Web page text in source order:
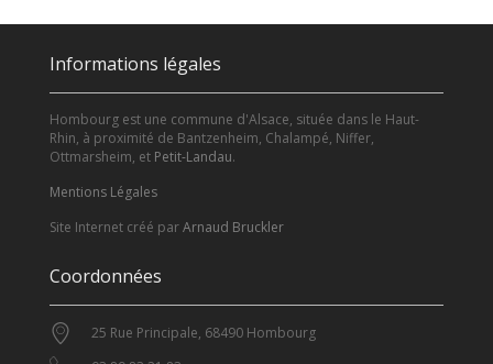
Informations légales
Hombourg est une commune d'Alsace, située dans le Haut-
Rhin, à proximité de Bantzenheim, Chalampé, Niffer,
Ottmarsheim, et Petit-Landau.
Mentions Légales
Site Internet créé parArnaud Bruckler
Coordonnées
25 Rue Principale, 68490 Hombourg